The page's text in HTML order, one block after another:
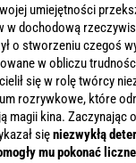
umiejętności
w dochodową
o stworzeniu czegoś
w obliczu
się w rolę twórcy
rozrywkowe, które
magii kina. Zaczynając
sięniezwykłą
mu pokonać